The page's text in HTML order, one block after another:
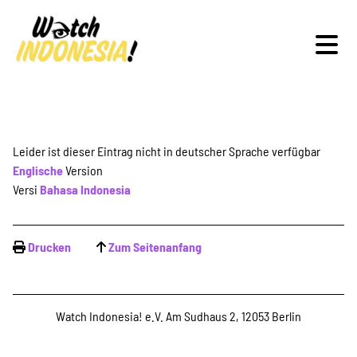
Schwerpunkte
Veranstaltungen
Publikationen
Leider ist dieser Eintrag nicht in deutscher Sprache verfügbar
EnglischeVersion
Versi Bahasa Indonesia
Drucken Zum Seitenanfang
Watch Indonesia! e.V. Am Sudhaus 2, 12053 Berlin